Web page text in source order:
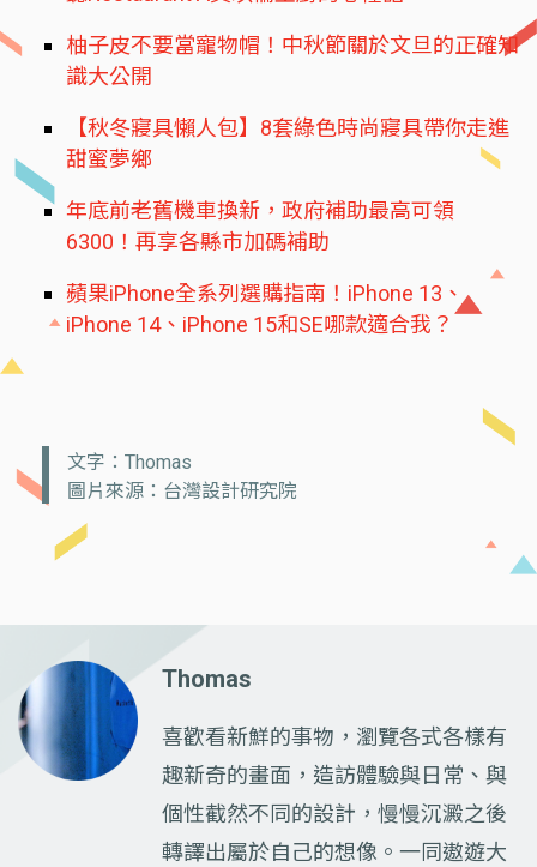
柚子皮不要當寵物帽！中秋節關於文旦的正確知
識大公開
【秋冬寢具懶人包】8套綠色時尚寢具帶你走進
甜蜜夢鄉
年底前老舊機車換新，政府補助最高可領
6300！再享各縣市加碼補助
蘋果iPhone全系列選購指南！iPhone 13、
iPhone 14、iPhone 15和SE哪款適合我？
文字：Thomas
圖片來源：台灣設計研究院
Thomas
喜歡看新鮮的事物，瀏覽各式各樣有
趣新奇的畫面，造訪體驗與日常、與
個性截然不同的設計，慢慢沉澱之後
轉譯出屬於自己的想像。一同遨遊大